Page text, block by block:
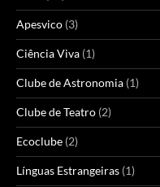
Apesvico (3)
Ciência Viva (1)
Clube de Astronomia (1)
Clube de Teatro (2)
Ecoclube (2)
Línguas Estrangeiras (1)